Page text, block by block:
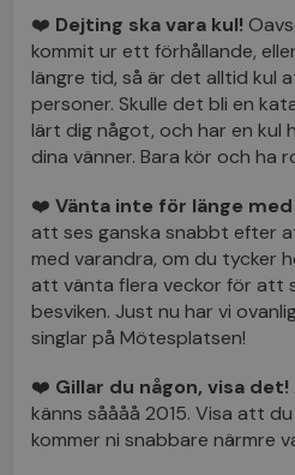
❤️ Dejting ska vara kul!
kommit ur ett förhållande,
längre tid, så är det alltid kul
personer. Skulle det bli en
lärt dig något, och har en
dina vänner. Bara kör och ha
❤️ Vänta inte för länge
att ses ganska snabbt efter
med varandra, om du tycker
att vänta flera veckor för att
besviken. Just nu har vi
singlar på Mötesplatsen!
❤️ Gillar du någon, visa det!
känns såååå 2015. Visa att
kommer ni snabbare närmre